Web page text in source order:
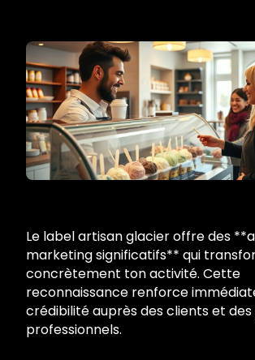
Le label artisan glacier offre des
marketing significatifs** qui
concrètement ton activité. Cette
reconnaissance renforce
crédibilité auprès des clients et
professionnels.